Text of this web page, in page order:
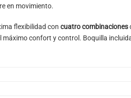
en movimiento.
flexibilidad con cuatro combinaciones
confort y control. Boquilla